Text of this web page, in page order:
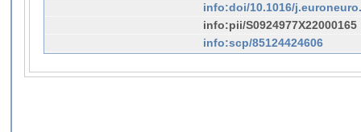
info:doi/10.1016/
info:pii/S0924977X22000165
info:scp/85124424606